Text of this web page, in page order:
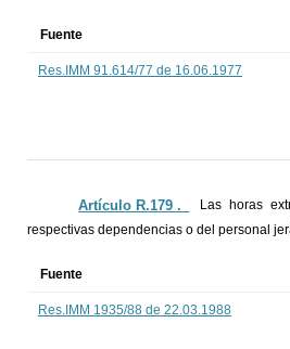
Fuente
Res.IMM 91.614/77 de 16.06.1977
Artículo R.179 ._
Las horas
respectivas dependencias o del personal
Fuente
Res.IMM 1935/88 de 22.03.1988